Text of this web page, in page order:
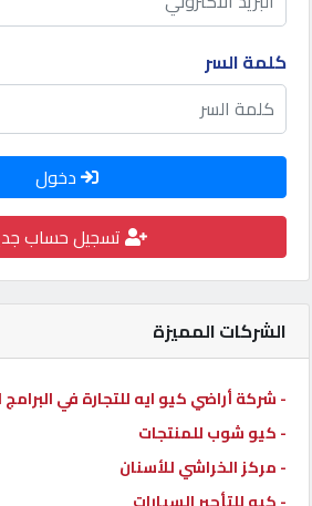
كيو
مزاد
كيو
كيو
كارز
كيو
ماركت
الدليل
القطري
كلمة السر
دخول
تسجيل حساب
الشركات المميزة
- شركة أراضي كيو ايه للتجارة في البرامج
- كيو شوب للمنتجات
- مركز الخراشي للأسنان